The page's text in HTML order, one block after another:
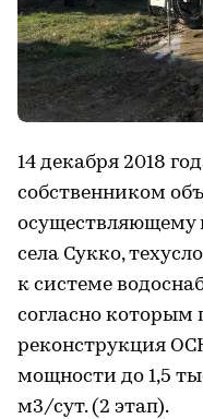
14 декабря 2018
собственником
осуществляющему
села Сукко,
к системе
согласно которым
реконструкция
мощности до 1,5
м3/сут. (2 этап).